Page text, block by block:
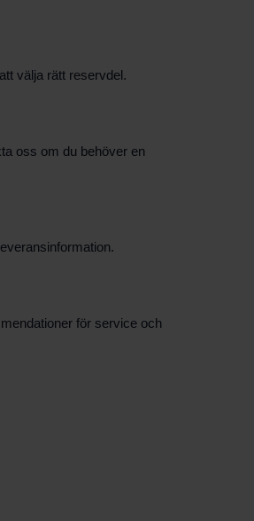
välja rätt reservdel.
oss om du behöver en
för service och